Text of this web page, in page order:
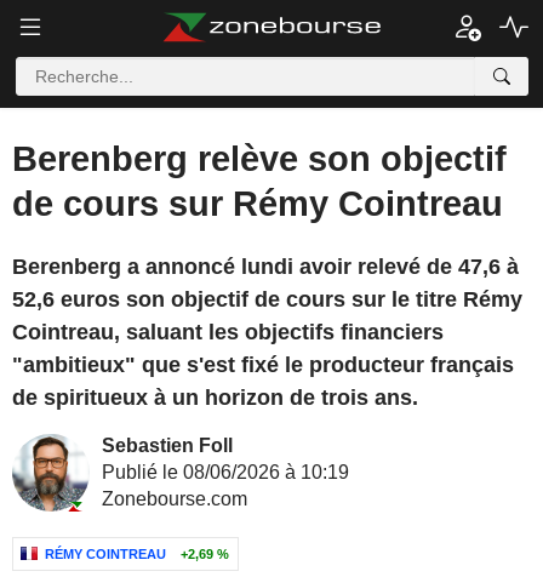
Berenberg relève son objectif
de cours sur Rémy Cointreau
Berenberg a annoncé lundi avoir relevé de 47,6 à
52,6 euros son objectif de cours sur le titre Rémy
Cointreau, saluant les objectifs financiers
"ambitieux" que s'est fixé le producteur français
de spiritueux à un horizon de trois ans.
Sebastien Foll
Publié le 08/06/2026 à 10:19
Zonebourse.com
RÉMY COINTREAU +2,69 %